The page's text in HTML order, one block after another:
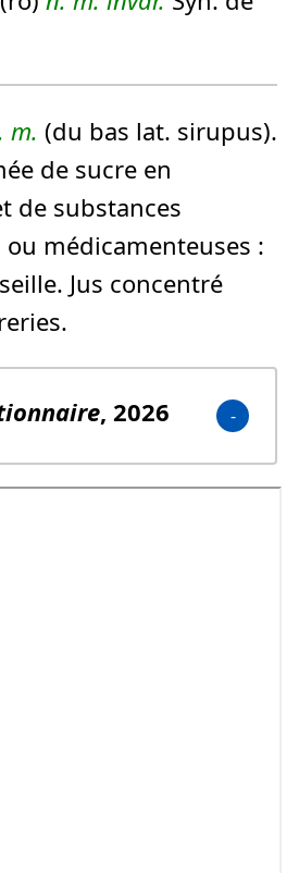
m. (du bas lat. sirupus).
de sucre en
de substances
médicamenteuses :
Jus concentré
, 2026